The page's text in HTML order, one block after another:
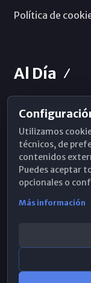
Política de
Al Día
Horarios de Misa
Hemeroteca
WhatsApp
Utilizamos
técnicos, de
contenidos
Puedes aceptar
opcionales o
Más información